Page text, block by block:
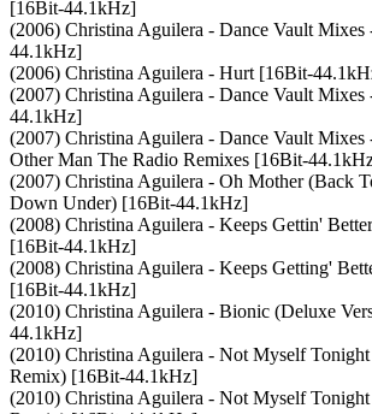
[16Bit-44.1kHz]
(2006) Christina Aguilera - Dance Vault
44.1kHz]
(2006) Christina Aguilera - Hurt [16Bit-
(2007) Christina Aguilera - Dance Vault
44.1kHz]
(2007) Christina Aguilera - Dance Vault
Other Man The Radio Remixes [16Bit-
(2007) Christina Aguilera - Oh Mother (Back
Down Under) [16Bit-44.1kHz]
(2008) Christina Aguilera - Keeps Gettin'
[16Bit-44.1kHz]
(2008) Christina Aguilera - Keeps Getting'
[16Bit-44.1kHz]
(2010) Christina Aguilera - Bionic (Deluxe
44.1kHz]
(2010) Christina Aguilera - Not Myself
Remix) [16Bit-44.1kHz]
(2010) Christina Aguilera - Not Myself